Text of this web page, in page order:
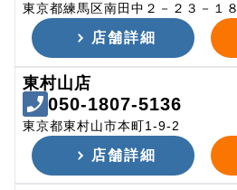
東京都練馬区南田中２－２３－１８
店舗詳細
東村山店
050-1807-5136
東京都東村山市本町1-9-2
店舗詳細